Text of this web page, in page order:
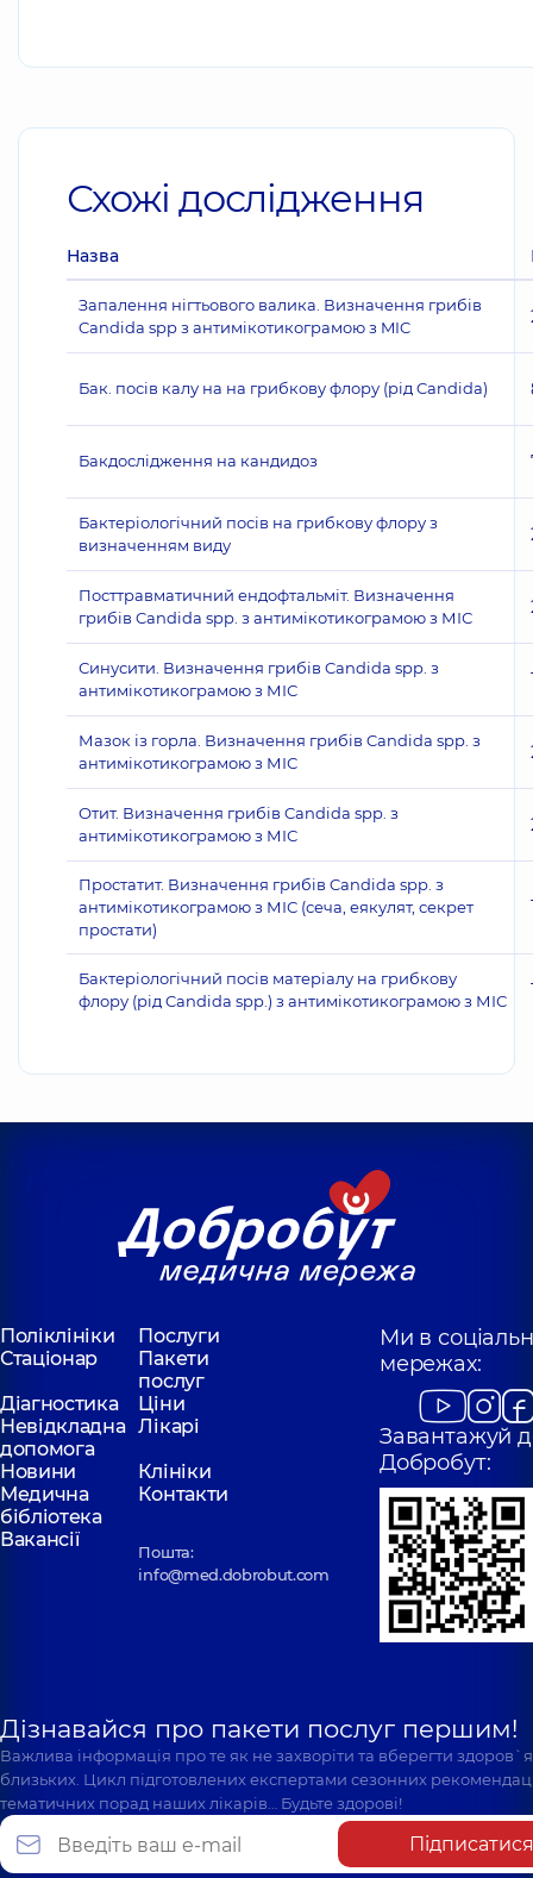
Схожі дослідження
Назва
Запалення нігтьового валика. Визначення грибів
Candida spp з антимікотикограмою з MIC
Бак. посів калу на на грибкову флору (рід Candida)
Бакдослідження на кандидоз
Бактеріологічний посів на грибкову флору з
визначенням виду
Посттравматичний ендофтальміт. Визначення
грибів Candida spp. з антимікотикограмою з МІС
Синусити. Визначення грибів Candida spp. з
антимікотикограмою з МІС
Мазок із горла. Визначення грибів Candida spp. з
антимікотикограмою з МІС
Отит. Визначення грибів Candida spp. з
антимікотикограмою з МІС
Простатит. Визначення грибів Candida spp. з
антимікотикограмою з МІС (сеча, еякулят, секрет
простати)
Бактеріологічний посів матеріалу на грибкову
флору (рід Candida spp.) з антимікотикограмою з МІС
Поліклініки
Послуги
Стаціонар
Пакети
послуг
Діагностика
Ціни
Невідкладна
допомога
Лікарі
Новини
Клініки
Медична
бібліотека
Контакти
Вакансії
Пошта:
info@med.dobrobut.com
Ми в
мережах:
Завантажуй
Добробут:
Дізнавайся про пакети послуг першим!
Важлива інформація про те як не захворіти та вберегти
близьких. Цикл підготовлених експертами сезонних
тематичних порад наших лікарів… Будьте здорові!
Підписатися